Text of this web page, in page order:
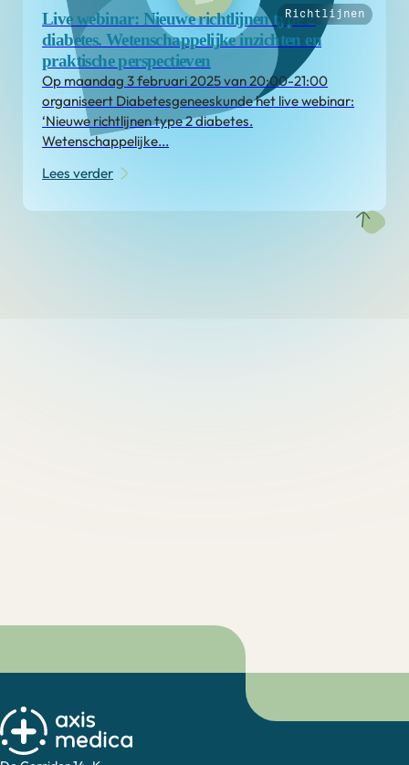
Richtlijnen
Live webinar: Nieuwe richtlijnen type 2
diabetes. Wetenschappelijke inzichten en
praktische perspectieven
Op maandag 3 februari 2025 van 20:00-21:00
organiseert Diabetesgeneeskunde het live webinar:
‘Nieuwe richtlijnen type 2 diabetes.
Wetenschappelijke...
Lees verder